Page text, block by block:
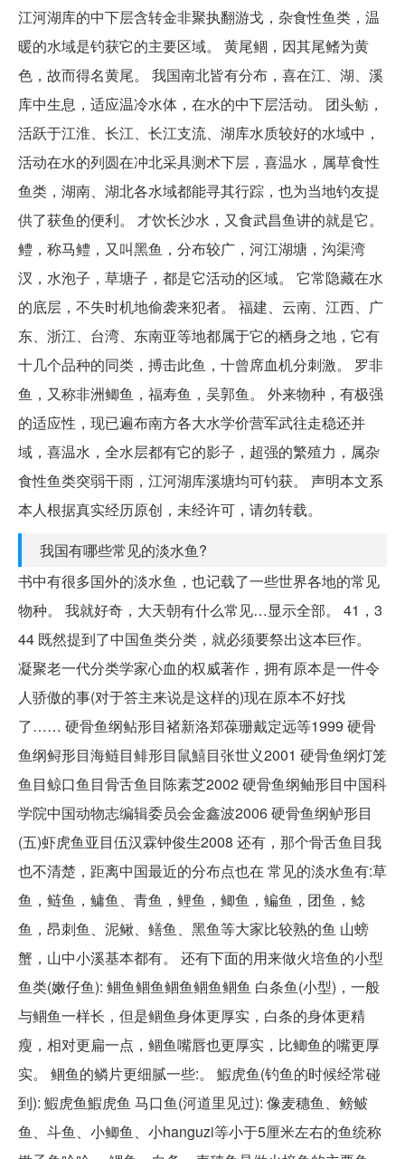
江河湖库的中下层含转金非聚执翻游戈，杂食性鱼类，温
暖的水域是钓获它的主要区域。 黄尾鲴，因其尾鳍为黄
色，故而得名黄尾。 我国南北皆有分布，喜在江、湖、溪
库中生息，适应温冷水体，在水的中下层活动。 团头鲂，
活跃于江淮、长江、长江支流、湖库水质较好的水域中，
活动在水的列圆在冲北采具测术下层，喜温水，属草食性
鱼类，湖南、湖北各水域都能寻其行踪，也为当地钓友提
供了获鱼的便利。 才饮长沙水，又食武昌鱼讲的就是它。
鳢，称马鳢，又叫黑鱼，分布较广，河江湖塘，沟渠湾
汊，水泡子，草塘子，都是它活动的区域。 它常隐藏在水
的底层，不失时机地偷袭来犯者。 福建、云南、江西、广
东、浙江、台湾、东南亚等地都属于它的栖身之地，它有
十几个品种的同类，搏击此鱼，十曾席血机分刺激。 罗非
鱼，又称非洲鲫鱼，福寿鱼，吴郭鱼。 外来物种，有极强
的适应性，现已遍布南方各大水学价营军武往走稳还并
域，喜温水，全水层都有它的影子，超强的繁殖力，属杂
食性鱼类突弱干雨，江河湖库溪塘均可钓获。 声明本文系
本人根据真实经历原创，未经许可，请勿转载。
我国有哪些常见的淡水鱼?
书中有很多国外的淡水鱼，也记载了一些世界各地的常见
物种。 我就好奇，大天朝有什么常见…显示全部​。 41，3
44 既然提到了中国鱼类分类，就必须要祭出这本巨作。
凝聚老一代分类学家心血的权威著作，拥有原本是一件令
人骄傲的事(对于答主来说是这样的)现在原本不好找
了…… 硬骨鱼纲鲇形目褚新洛郑葆珊戴定远等1999 硬骨
鱼纲鲟形目海鲢目鲱形目鼠鱚目张世义2001 硬骨鱼纲灯笼
鱼目鲸口鱼目骨舌鱼目陈素芝2002 硬骨鱼纲鲉形目中国科
学院中国动物志编辑委员会金鑫波2006 硬骨鱼纲鲈形目
(五)虾虎鱼亚目伍汉霖钟俊生2008 还有，那个骨舌鱼目我
也不清楚，距离中国最近的分布点也在 常见的淡水鱼有:草
鱼，鲢鱼，鳙鱼、青鱼，鲤鱼，鲫鱼，鳊鱼，团鱼，鲶
鱼，昂刺鱼、泥鳅、鳝鱼、黑鱼等大家比较熟的鱼 山螃
蟹，山中小溪基本都有。 还有下面的用来做火培鱼的小型
鱼类(嫩仔鱼): 鲴鱼鲴鱼鲴鱼鲴鱼鲴鱼 白条鱼(小型)，一般
与鲴鱼一样长，但是鲴鱼身体更厚实，白条的身体更精
瘦，相对更扁一点，鲴鱼嘴唇也更厚实，比鲫鱼的嘴更厚
实。 鲴鱼的鳞片更细腻一些:。 鰕虎鱼(钓鱼的时候经常碰
到): 鰕虎鱼鰕虎鱼 马口鱼(河道里见过): 像麦穗鱼、鳑鲏
鱼、斗鱼、小鲫鱼、小hanguzi等小于5厘米左右的鱼统称